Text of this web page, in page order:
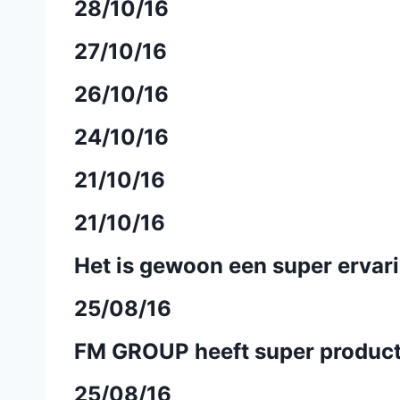
28/10/16
27/10/16
26/10/16
24/10/16
21/10/16
21/10/16
Het is gewoon een super
25/08/16
FM GROUP heeft super
25/08/16